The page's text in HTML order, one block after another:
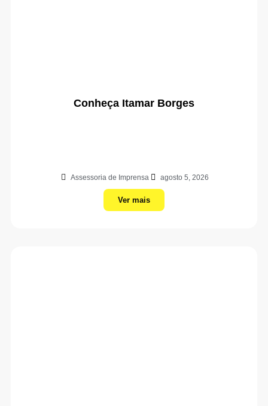
Conheça Itamar Borges
Assessoria de Imprensa agosto 5, 2026
Ver mais